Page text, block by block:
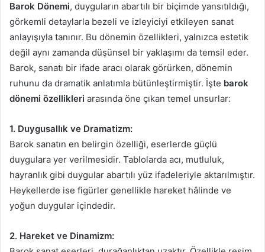
Barok Dönemi, duyguların abartılı bir biçimde yansıtıldığı,
görkemli detaylarla bezeli ve izleyiciyi etkileyen sanat
anlayışıyla tanınır. Bu dönemin özellikleri, yalnızca estetik
değil aynı zamanda düşünsel bir yaklaşımı da temsil eder.
Barok, sanatı bir ifade aracı olarak görürken, dönemin
ruhunu da dramatik anlatımla bütünleştirmiştir. İşte barok
dönemi özellikleri arasında öne çıkan temel unsurlar:
1. Duygusallık ve Dramatizm:
Barok sanatın en belirgin özelliği, eserlerde güçlü
duygulara yer verilmesidir. Tablolarda acı, mutluluk,
hayranlık gibi duygular abartılı yüz ifadeleriyle aktarılmıştır.
Heykellerde ise figürler genellikle hareket hâlinde ve
yoğun duygular içindedir.
2. Hareket ve Dinamizm: